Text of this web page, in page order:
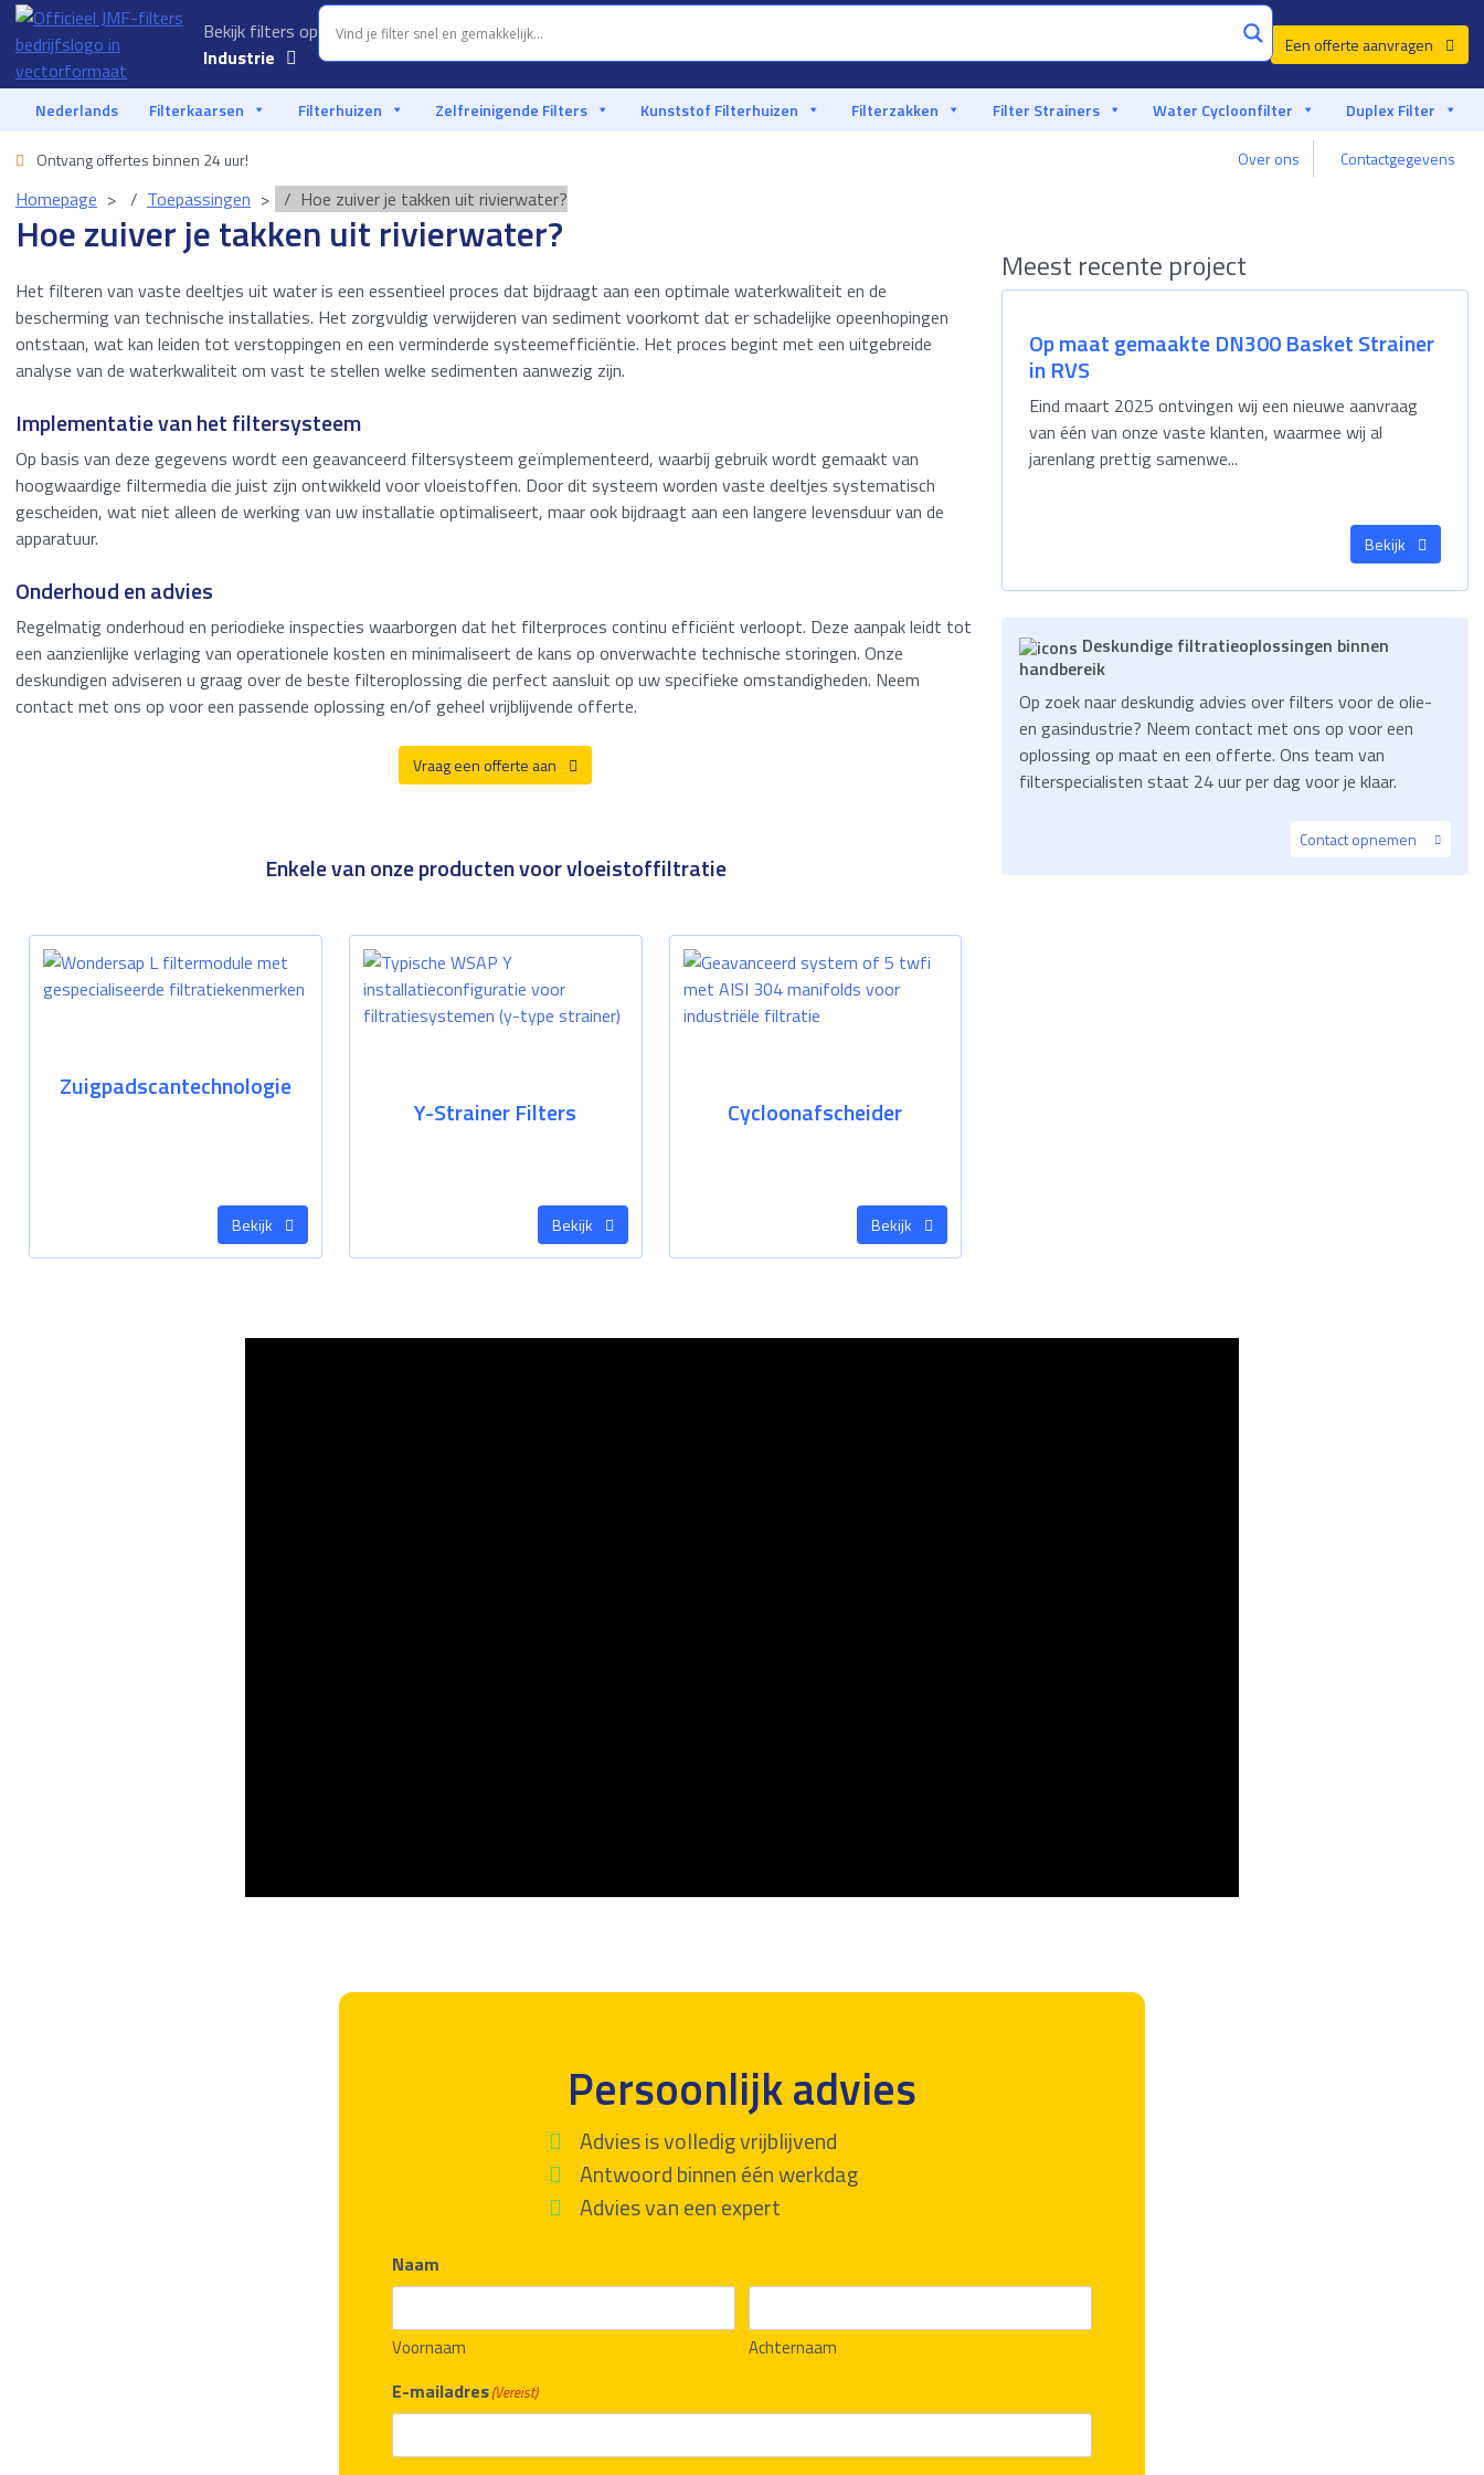
Bekijk filters op
Industrie
Aquacultuur
Voedingsmiddelen
Industrie
Marine
Offshore
Olie & gas
Procesindustrie
Zeewater filtratie
Behandeling van
afvalwater
Een offerte aanvragen
Nederlands Filterkaarsen Filterhuizen Zelfreinigende Filters Kunststof Filterhuizen Filterzakken Filter Strainers Water Cycloonfilter Duplex Filter
Ontvang offertes binnen 24 uur! Gemaakt in Europa, ervaar senior kwaliteit
Over ons Contactgegevens
Homepage Toepassingen Hoe zuiver je takken uit rivierwater?
Hoe zuiver je takken uit rivierwater?
Het filteren van vaste deeltjes uit water is een essentieel proces dat bijdraagt aan een optimale waterkwaliteit en de
bescherming van technische installaties. Het zorgvuldig verwijderen van sediment voorkomt dat er schadelijke opeenhopingen
ontstaan, wat kan leiden tot verstoppingen en een verminderde systeemefficiëntie. Het proces begint met een uitgebreide
analyse van de waterkwaliteit om vast te stellen welke sedimenten aanwezig zijn.
Implementatie van het filtersysteem
Op basis van deze gegevens wordt een geavanceerd filtersysteem geïmplementeerd, waarbij gebruik wordt gemaakt van
hoogwaardige filtermedia die juist zijn ontwikkeld voor vloeistoffen. Door dit systeem worden vaste deeltjes systematisch
gescheiden, wat niet alleen de werking van uw installatie optimaliseert, maar ook bijdraagt aan een langere levensduur van de
apparatuur.
Onderhoud en advies
Regelmatig onderhoud en periodieke inspecties waarborgen dat het filterproces continu efficiënt verloopt. Deze aanpak leidt tot
een aanzienlijke verlaging van operationele kosten en minimaliseert de kans op onverwachte technische storingen. Onze
deskundigen adviseren u graag over de beste filteroplossing die perfect aansluit op uw specifieke omstandigheden. Neem
contact met ons op voor een passende oplossing en/of geheel vrijblijvende offerte.
Vraag een offerte aan
Enkele van onze producten voor vloeistoffiltratie
Zuigpadscantechnologie
Bekijk
Y-Strainer Filters
Bekijk
Cycloonafscheider
Bekijk
Meest recente project
Op maat gemaakte DN300 Basket Strainer
in RVS
Eind maart 2025 ontvingen wij een nieuwe aanvraag
van één van onze vaste klanten, waarmee wij al
jarenlang prettig samenwe...
Bekijk
Deskundige filtratieoplossingen binnen
handbereik
Op zoek naar deskundig advies over filters voor de olie-
en gasindustrie? Neem contact met ons op voor een
oplossing op maat en een offerte. Ons team van
filterspecialisten staat 24 uur per dag voor je klaar.
Contact opnemen
Persoonlijk advies
Advies is volledig vrijblijvend
Antwoord binnen één werkdag
Advies van een expert
Naam
Voornaam Achternaam
E-mailadres(Vereist)